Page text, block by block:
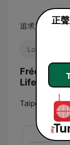
追求資訊、享
Locales
Life):
Taipei: Net
當
音